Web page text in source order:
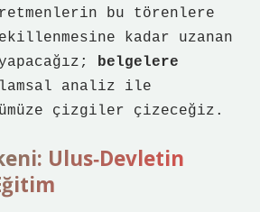
bu törenlere
kadar uzanan
belgelere
analiz ile
çizgiler çizeceğiz.
Ulus‑Devletin